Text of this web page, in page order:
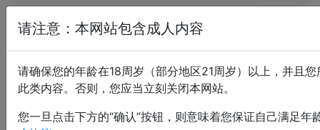
恋痛小说网
红肿四重奏
上传：spanknaps； 售价：5 CNY； 最后更新：2026-
05-23 22:17:14
请注意：本网站包含成人内容
请确保您的年龄在18周岁（部分地区21周岁）以上，并且
此类内容。否则，您应当立刻关闭本网站。
您一旦点击下方的“确认”按钮，则意味着您保证自己满足年